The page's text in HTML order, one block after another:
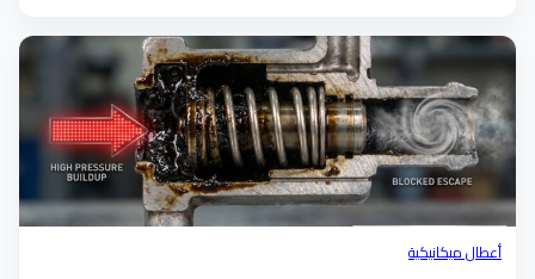
أعطال ميكانيكية